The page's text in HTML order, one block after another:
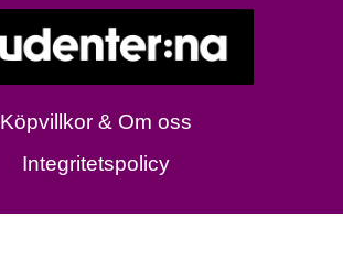
Köpvillkor & Om oss
Integritetspolicy